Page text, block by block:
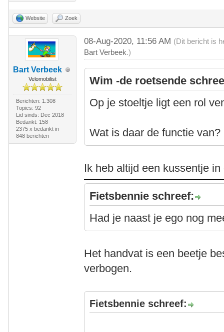
Website Zoek
Bart Verbeek
Velomobilist
Berichten: 1.308
Topics: 92
Lid sinds: Dec 2018
Bedankt: 158
2375 x bedankt in
848 berichten
08-Aug-2020, 11:56 AM (Dit bericht is
Bart Verbeek.)
Wim -de roetsende
Op je stoeltje ligt een rol
Wat is daar de functie van?
Ik heb altijd een kussentje
Fietsbennie schreef:
Had je naast je ego nog
Het handvat is een beetje
verbogen.
Fietsbennie schreef: